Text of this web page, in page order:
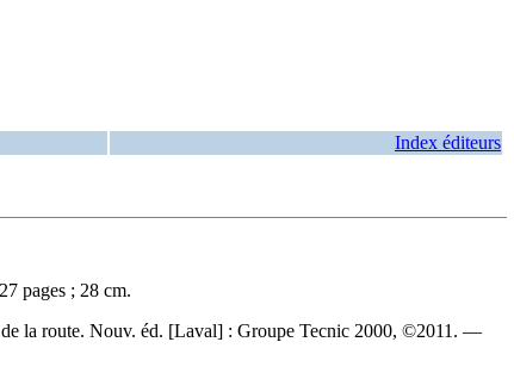
Index éditeurs
pages ; 28 cm.
de la route. Nouv. éd. [Laval] : Groupe Tecnic 2000, ©2011. —